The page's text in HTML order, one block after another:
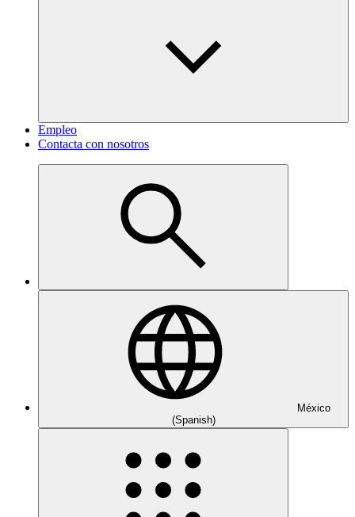
Empleo
Contacta con nosotros
México
(Spanish)